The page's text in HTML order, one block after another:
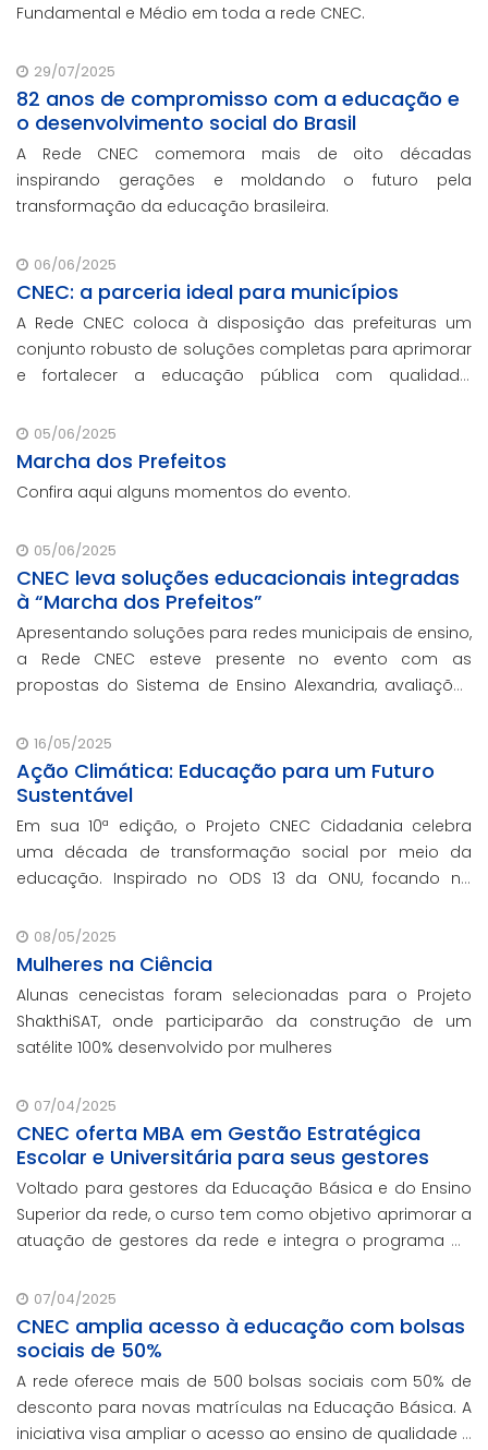
Fundamental e Médio em toda a rede CNEC.
29/07/2025
82 anos de compromisso com a educação e
o desenvolvimento social do Brasil
A Rede CNEC comemora mais de oito décadas
inspirando gerações e moldando o futuro pela
transformação da educação brasileira.
06/06/2025
CNEC: a parceria ideal para municípios
A Rede CNEC coloca à disposição das prefeituras um
conjunto robusto de soluções completas para aprimorar
e fortalecer a educação pública com qualidade,
que não participaram da Marcha dos Prefeito
05/06/2025
Marcha dos Prefeitos
Confira aqui alguns momentos do evento.
05/06/2025
CNEC leva soluções educacionais integradas
à “Marcha dos Prefeitos”
Apresentando soluções para redes municipais de ensino,
a Rede CNEC esteve presente no evento com as
propostas do Sistema de Ensino Alexandria, avaliações
escolar e parcerias com prefeituras durante ev
16/05/2025
Ação Climática: Educação para um Futuro
Sustentável
Em sua 10ª edição, o Projeto CNEC Cidadania celebra
uma década de transformação social por meio da
educação. Inspirado no ODS 13 da ONU, focando no
promoção da sustentabilidade.
08/05/2025
Mulheres na Ciência
Alunas cenecistas foram selecionadas para o Projeto
ShakthiSAT, onde participarão da construção de um
satélite 100% desenvolvido por mulheres
07/04/2025
CNEC oferta MBA em Gestão Estratégica
Escolar e Universitária para seus gestores
Voltado para gestores da Educação Básica e do Ensino
Superior da rede, o curso tem como objetivo aprimorar a
atuação de gestores da rede e integra o programa de
contando com o oferecimento gratuito da Re
07/04/2025
CNEC amplia acesso à educação com bolsas
sociais de 50%
A rede oferece mais de 500 bolsas sociais com 50% de
desconto para novas matrículas na Educação Básica. A
iniciativa visa ampliar o acesso ao ensino de qualidade e